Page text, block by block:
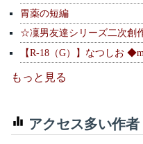
胃薬の短編
☆凜男友達シリーズ二次創
【R-18（G）】なつしお
もっと見る
アクセス多い作者